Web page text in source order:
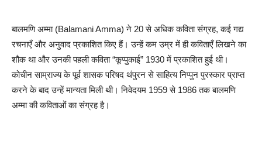
बालमणि अम्मा (Balamani Amma) ने 20 से अधिक कविता संग्रह, कई गद्य
रचनाएँ और अनुवाद प्रकाशित किए हैं। उन्हें कम उम्र में ही कविताएँ लिखने का
शौक था और उनकी पहली कविता “कूप्पुकाई” 1930 में प्रकाशित हुई थी।
कोचीन साम्राज्य के पूर्व शासक परिषद थंपुरन से साहित्य निप्पुन पुरस्कार प्राप्त
करने के बाद उन्हें मान्यता मिली थी। निवेदयम 1959 से 1986 तक बालमणि
अम्मा की कविताओं का संग्रह है।